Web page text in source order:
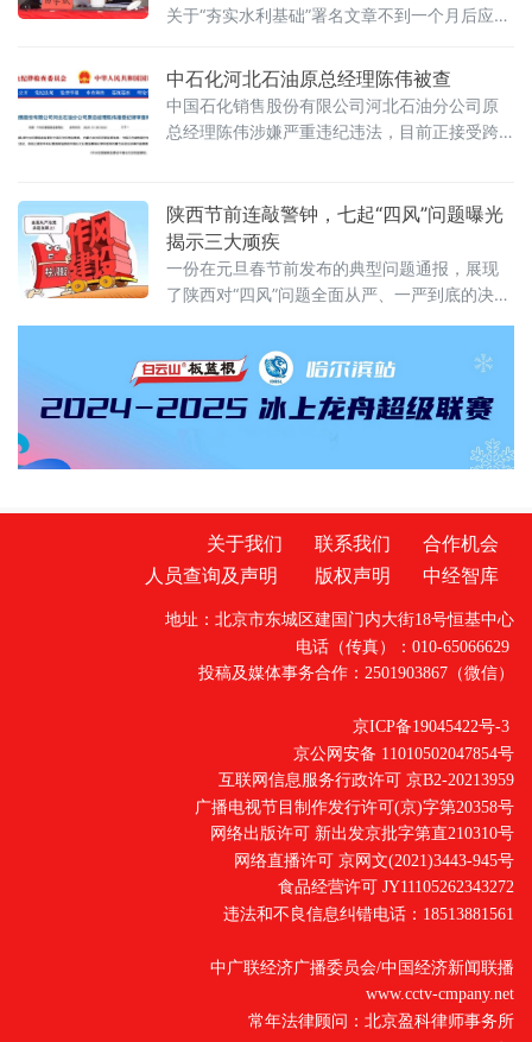
关于“夯实水利基础”署名文章不到一个月后应声
号。2026年1月5日，中央纪委国家监委网站通
报，水利部原党组成员、副部长田学斌涉嫌严
重违纪违法，目前正接受中央纪委国家监委纪
律审查和监察调查。这位2023年12月才卸任的
中石化河北石油原总经理陈伟被查
中国石化销售股份有限公司河北石油分公司原
总经理陈伟涉嫌严重违纪违法，目前正接受跨
月6日，中央纪委国家监委网站发布消息，中国
石化销售股份有限公司河北石油分公司原总经
理陈伟涉嫌严重违纪违法，目前正接受中央纪
委国家监委驻中国石化纪检监察组纪律审查和
陕西节前连敲警钟，七起“四风”问题曝光
揭示三大顽疾
一份在元旦春节前发布的典型问题通报，展现
了陕西对“四风”问题全面从严、一严到底的决
中央八项规定精神典型问题，恰逢2026年元旦
春节前夕，这份通报释放出狠抓作风建设的强
烈信号。被通报的七起案例涉及不同层级、多
个领域的党员干部，包括原厅级干部、国有企
业负责人、基层法院执行局副局长乃至教育系
关于我们 联系我们
合作机会
人员查询及声明
版权声明 中经智库
地址：北京市东城区建国门内大街18号恒基中心
电话（传真）：010-65066629
投稿及媒体事务合作：2501903867（微信）
京ICP备19045422号-3
京公网安备 11010502047854号
互联网信息服务行政许可 京B2-20213959
广播电视节目制作发行许可(京)字第20358号
网络出版许可 新出发京批字第直210310号
网络直播许可 京网文(2021)3443-945号
食品经营许可 JY11105262343272
违法和不良信息纠错电话：18513881561
中广联经济广播委员会/中国经济新闻联播
www.cctv-cmpany.net
常年法律顾问：北京盈科律师事务所